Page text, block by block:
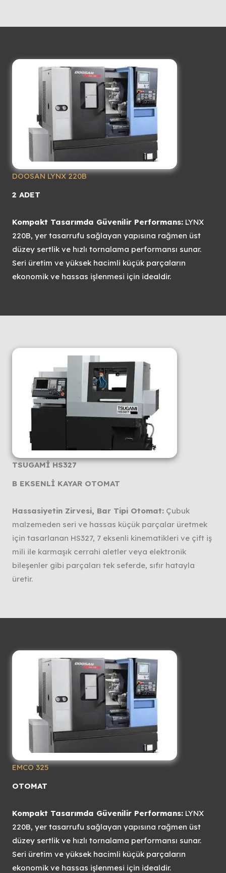
DOOSAN LYNX 220B
2 ADET
Kompakt Tasarımda Güvenilir Performans: LYNX
220B, yer tasarrufu sağlayan yapısına rağmen üst
düzey sertlik ve hızlı tornalama performansı sunar.
Seri üretim ve yüksek hacimli küçük parçaların
ekonomik ve hassas işlenmesi için idealdir.
TSUGAMİ HS327
B EKSENLİ KAYAR OTOMAT
Hassasiyetin Zirvesi, Bar Tipi Otomat: Çubuk
malzemeden seri ve hassas küçük parçalar üretmek
için tasarlanan HS327, 7 eksenli kinematikleri ve çift iş
mili ile karmaşık cerrahi aletler veya elektronik
bileşenler gibi parçaları tek seferde, sıfır hatayla
üretir.
EMCO 325
OTOMAT
Kompakt Tasarımda Güvenilir Performans: LYNX
220B, yer tasarrufu sağlayan yapısına rağmen üst
düzey sertlik ve hızlı tornalama performansı sunar.
Seri üretim ve yüksek hacimli küçük parçaların
ekonomik ve hassas işlenmesi için idealdir.